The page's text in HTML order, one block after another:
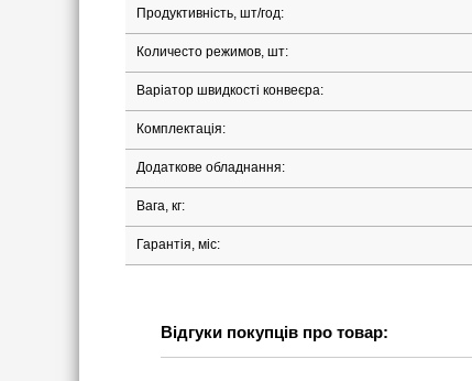
Продуктивність, шт/год:
Количесто режимов, шт:
Варіатор швидкості конвеєра:
Комплектація:
Додаткове обладнання:
Вага, кг:
Гарантія, міс:
Відгуки покупців про товар: